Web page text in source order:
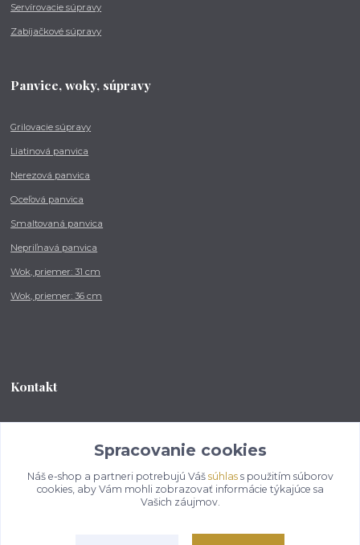
Servírovacie súpravy
Zabíjačkové súpravy
Panvice, woky, súpravy
Grilovacie súpravy
Liatinová panvica
Nerezová panvica
Oceľová panvica
Smaltovaná panvica
Nepriľnavá panvica
Wok, priemer: 31 cm
Wok, priemer: 36 cm
Kontakt
od 8:00 - do 16:00 hod
info@kotlikovesupravy.sk
Spracovanie cookies
Náš e-shop a partneri potrebujú Váš súhlass použitím súborov
cookies, aby Vám mohli zobrazovať informácie týkajúce sa
Vašich záujmov.